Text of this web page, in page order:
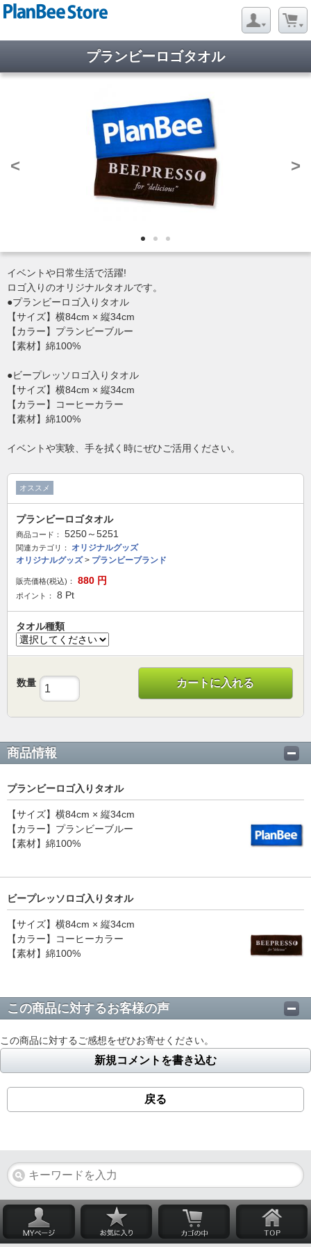
プランビーロゴタオル
< >
イベントや日常生活で活躍!
ロゴ入りのオリジナルタオルです。
●プランビーロゴ入りタオル
【サイズ】横84cm × 縦34cm
【カラー】プランビーブルー
【素材】綿100%
●ビープレッソロゴ入りタオル
【サイズ】横84cm × 縦34cm
【カラー】コーヒーカラー
【素材】綿100%
イベントや実験、手を拭く時にぜひご活用ください。
オススメ
プランビーロゴタオル
商品コード： 5250～5251
関連カテゴリ：
オリジナルグッズ
オリジナルグッズ> プランビーブランド
販売価格(税込)： 880 円
ポイント： 8 Pt
タオル種類
数量 カートに入れる
商品情報
プランビーロゴ入りタオル
【サイズ】横84cm × 縦34cm
【カラー】プランビーブルー
【素材】綿100%
ビープレッソロゴ入りタオル
【サイズ】横84cm × 縦34cm
【カラー】コーヒーカラー
【素材】綿100%
この商品に対するお客様の声
この商品に対するご感想をぜひお寄せください。
新規コメントを書き込む
戻る